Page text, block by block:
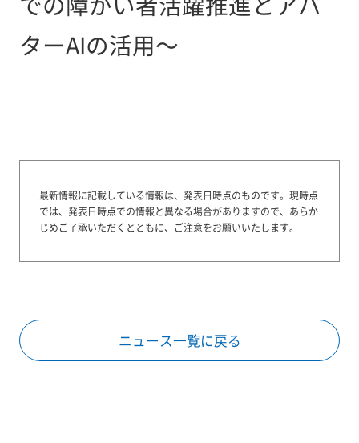
ターAIの活用～
最新情報に記載している情報は、発表日時点のものです。 現時点
では、発表日時点での情報と異なる場合がありますので、あらか
じめご了承いただくとともに、ご注意をお願いいたします。
ニュース一覧に戻る